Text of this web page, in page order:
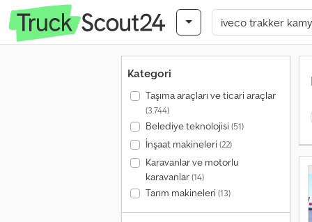
Kategori
Taşıma araçları ve ticari araçlar
(3.744)
Belediye teknolojisi(51)
İnşaat makineleri(22)
Karavanlar ve motorlu
karavanlar(14)
Tarım makineleri(13)